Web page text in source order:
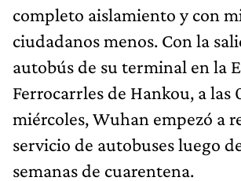
completo aislamiento y con
ciudadanos menos. Con la
autobús de su terminal en la
Ferrocarrles de Hankou, a las
miércoles, Wuhan empezó a
servicio de autobuses luego
semanas de cuarentena.